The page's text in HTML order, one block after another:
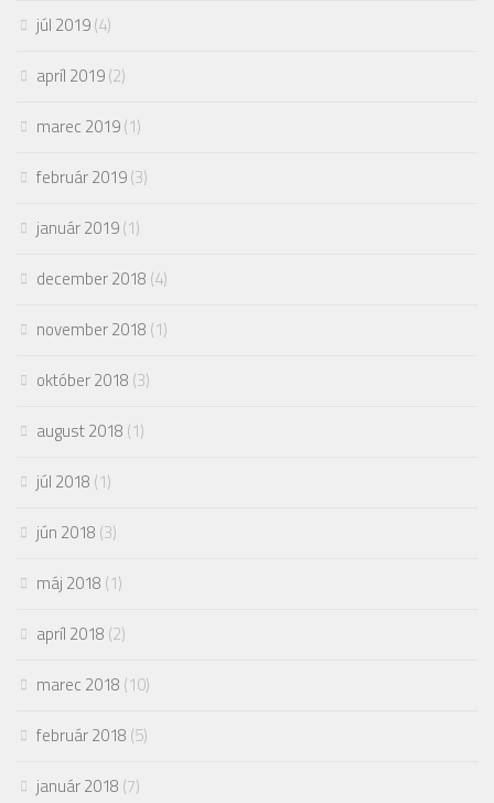
júl 2019(4)
apríl 2019(2)
marec 2019(1)
február 2019(3)
január 2019(1)
december 2018 (4)
november 2018 (1)
október 2018 (3)
august 2018 (1)
júl 2018 (1)
jún 2018 (3)
máj 2018 (1)
apríl 2018 (2)
marec 2018 (10)
február 2018 (5)
január 2018 (7)